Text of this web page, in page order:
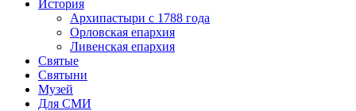
История
Архипастыри с 1788 года
Орловская епархия
Ливенская епархия
Святые
Святыни
Музей
Для СМИ